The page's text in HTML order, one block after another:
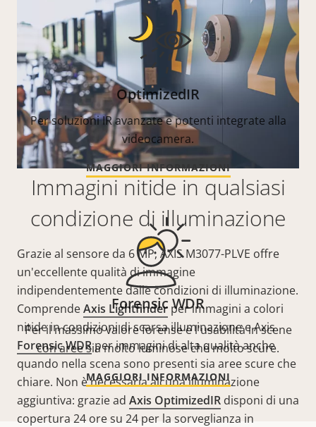
Immagini nitide in qualsiasi
condizione di illuminazione
Grazie al sensore da 6 MP, AXIS M3077-PLVE offre
un'eccellente qualità di immagine
indipendentemente dalle condizioni di illuminazione.
ComprendeAxis Lightfinder per immagini a colori
nitide in condizioni di scarsa illuminazione e Axis
Forensic WDRper immagini di alta qualità anche
quando nella scena sono presenti sia aree scure che
chiare. Non è necessaria alcuna illuminazione
aggiuntiva: grazie ad Axis OptimizedIR disponi di una
copertura 24 ore su 24 per la sorveglianza in
OptimizedIR
Per soluzioni IR avanzate e potenti integrate alla
videocamera.
MAGGIORI INFORMAZIONI
Forensic WDR
Per il massimo valore forense e l'usabilità in scene
con aree sia molto luminose che molto scure.
MAGGIORI INFORMAZIONI